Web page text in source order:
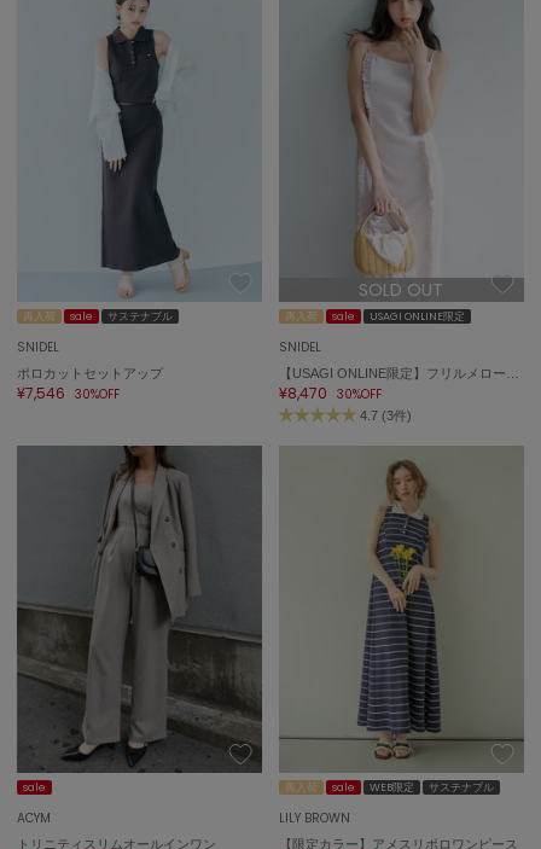
Onitsuka Tiger
オニツカ タイガー
パトリック
Philly chocolate
フィリーチョコレート
リーボック
SALOMON
sanrio house
サンリオハウス
SESAME STREET MARKET
再入荷 sale サステナブル
SNIDEL
ポロカットセットアップ
¥7,546 30%OFF
SOLD OUT
再入荷 sale USAGI ONLINE限定
SNIDEL
¥8,470 30%OFF
4.7 (3件)
sale
ACYM
トリニティスリムオールインワン
再入荷 sale WEB限定 サステナブル
LILY BROWN
【限定カラー】アメスリポロワンピース